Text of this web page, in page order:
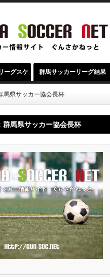
ーグスケ 群馬サッカーリーグ結果
馬県サッカー協会長杯
群馬県サッカー協会長杯